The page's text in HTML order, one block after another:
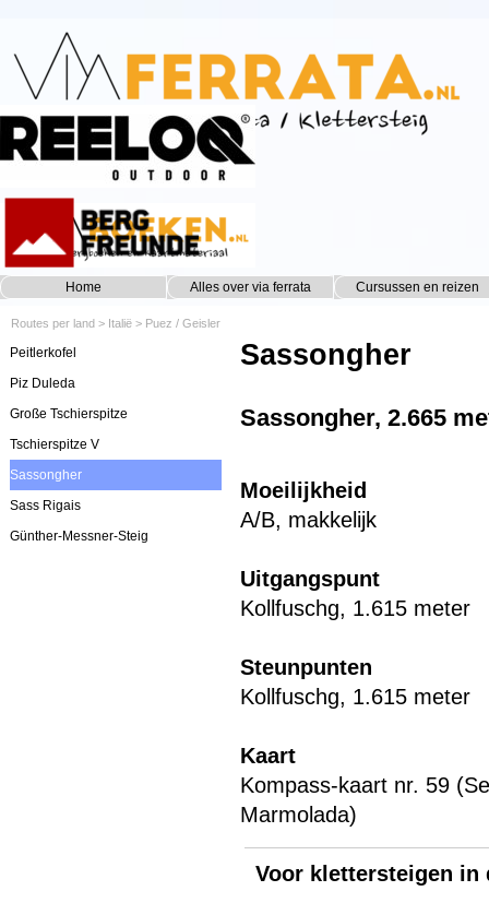
Home Alles over via ferrata ▼
Cursussen en reizen
Routes per land > Italië > Puez / Geisler
Peitlerkofel
Piz Duleda
Große Tschierspitze
Tschierspitze V
Sassongher
Sass Rigais
Günther-Messner-Steig
Sassongher
Sassongher, 2.665
Moeilijkheid
A/B, makkelijk
Uitgangspunt
Kollfuschg, 1.615 meter
Steunpunten
Kollfuschg, 1.615 meter
Kaart
Kompass-kaart nr. 59
Marmolada)
Voor klettersteigen in